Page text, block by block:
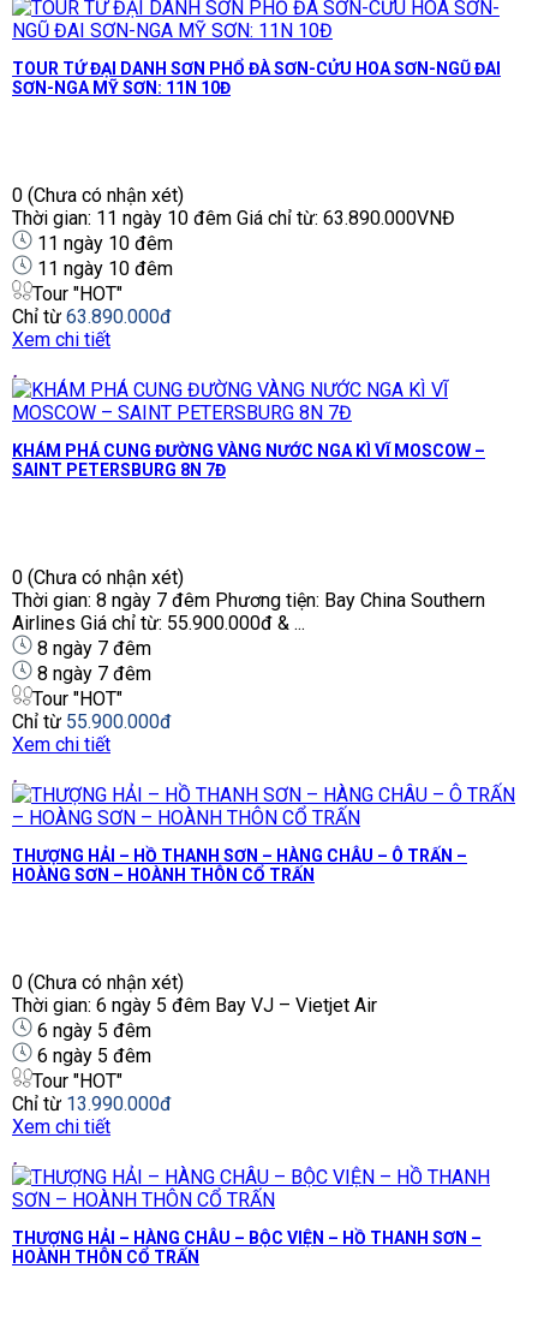
TOUR TỨ ĐẠI DANH SƠN PHỔ ĐÀ SƠN-CỬU HOA SƠN-NGŨ ĐAI
SƠN-NGA MỸ SƠN: 11N 10Đ
0 (Chưa có nhận xét)
Thời gian: 11 ngày 10 đêm Giá chỉ từ: 63.890.000VNĐ
11 ngày 10 đêm
11 ngày 10 đêm
Tour "HOT"
Chỉ từ 63.890.000đ
Xem chi tiết
KHÁM PHÁ CUNG ĐƯỜNG VÀNG NƯỚC NGA KÌ VĨ MOSCOW –
SAINT PETERSBURG 8N 7Đ
0 (Chưa có nhận xét)
Thời gian: 8 ngày 7 đêm Phương tiện: Bay China Southern
Airlines Giá chỉ từ: 55.900.000đ & ...
8 ngày 7 đêm
8 ngày 7 đêm
Tour "HOT"
Chỉ từ 55.900.000đ
Xem chi tiết
THƯỢNG HẢI – HỒ THANH SƠN – HÀNG CHÂU – Ô TRẤN –
HOÀNG SƠN – HOÀNH THÔN CỔ TRẤN
0 (Chưa có nhận xét)
Thời gian: 6 ngày 5 đêm Bay VJ – Vietjet Air
6 ngày 5 đêm
6 ngày 5 đêm
Tour "HOT"
Chỉ từ 13.990.000đ
Xem chi tiết
THƯỢNG HẢI – HÀNG CHÂU – BỘC VIỆN – HỒ THANH SƠN –
HOÀNH THÔN CỔ TRẤN